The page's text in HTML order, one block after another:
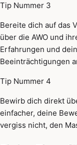
Tip Nummer 3
Bereite dich auf das
über die AWO und
Erfahrungen und
Beeinträchtigungen
Tip Nummer 4
Bewirb dich direkt
einfacher, deine
vergiss nicht, den